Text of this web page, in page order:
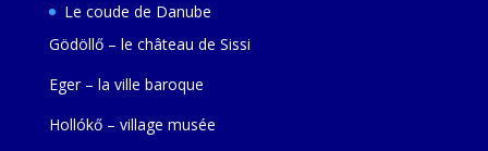
Le coude de Danube
Gödöllő – le château de Sissi
Eger – la ville baroque
Hollókő – village musée